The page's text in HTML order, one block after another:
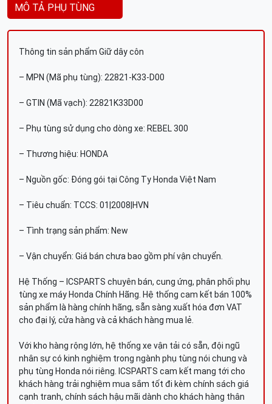
MÔ TẢ PHỤ TÙNG
Thông tin sản phẩm Giữ dây côn
– MPN (Mã phụ tùng): 22821-K33-D00
– GTIN (Mã vạch): 22821K33D00
– Phụ tùng sử dụng cho dòng xe: REBEL 300
– Thương hiệu: HONDA
– Nguồn gốc: Đóng gói tại Công Ty Honda Việt Nam
– Tiêu chuẩn: TCCS: 01|2008|HVN
– Tình trạng sản phẩm: New
– Vận chuyển: Giá bán chưa bao gồm phí vận chuyển.
Hệ Thống – ICSPARTS chuyên bán, cung ứng, phân phối phụ
tùng xe máy Honda Chính Hãng. Hệ thống cam kết bán 100%
sản phẩm là hàng chính hãng, sẵn sàng xuất hóa đơn VAT
cho đại lý, cửa hàng và cả khách hàng mua lẻ.
Với kho hàng rộng lớn, hệ thống xe vận tải có sẵn, đội ngũ
nhân sự có kinh nghiệm trong ngành phụ tùng nói chung và
phụ tùng Honda nói riêng. ICSPARTS cam kết mang tới cho
khách hàng trải nghiệm mua sắm tốt đi kèm chính sách giá
cạnh tranh, chính sách hậu mãi dành cho khách hàng thân